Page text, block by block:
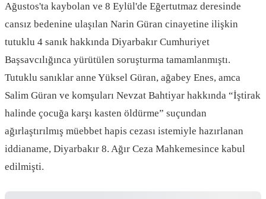
Ağustos'ta kaybolan ve 8 Eylül'de Eğertutmaz deresinde
cansız bedenine ulaşılan Narin Güran cinayetine ilişkin
tutuklu 4 sanık hakkında Diyarbakır Cumhuriyet
Başsavcılığınca yürütülen soruşturma tamamlanmıştı.
Tutuklu sanıklar anne Yüksel Güran, ağabey Enes, amca
Salim Güran ve komşuları Nevzat Bahtiyar hakkında “İştirak
halinde çocuğa karşı kasten öldürme” suçundan
ağırlaştırılmış müebbet hapis cezası istemiyle hazırlanan
iddianame, Diyarbakır 8. Ağır Ceza Mahkemesince kabul
edilmişti.